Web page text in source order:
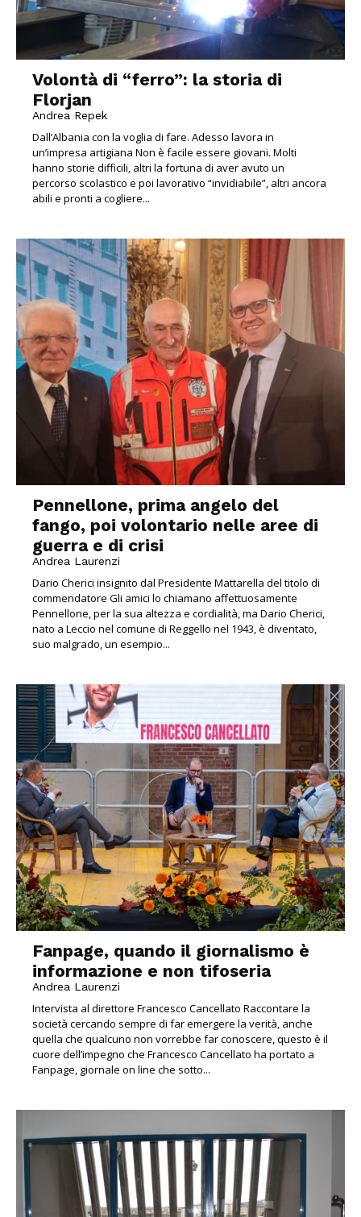
Volontà di “ferro”: la storia di
Florjan
Andrea Repek
Dall’Albania con la voglia di fare. Adesso lavora in
un’impresa artigiana Non è facile essere giovani. Molti
hanno storie difficili, altri la fortuna di aver avuto un
percorso scolastico e poi lavorativo “invidiabile”, altri ancora
abili e pronti a cogliere...
Pennellone, prima angelo del
fango, poi volontario nelle aree di
guerra e di crisi
Andrea Laurenzi
Dario Cherici insignito dal Presidente Mattarella del titolo di
commendatore Gli amici lo chiamano affettuosamente
Pennellone, per la sua altezza e cordialità, ma Dario Cherici,
nato a Leccio nel comune di Reggello nel 1943, è diventato,
suo malgrado, un esempio...
Fanpage, quando il giornalismo è
informazione e non tifoseria
Andrea Laurenzi
Intervista al direttore Francesco Cancellato Raccontare la
società cercando sempre di far emergere la verità, anche
quella che qualcuno non vorrebbe far conoscere, questo è il
cuore dell’impegno che Francesco Cancellato ha portato a
Fanpage, giornale on line che sotto...